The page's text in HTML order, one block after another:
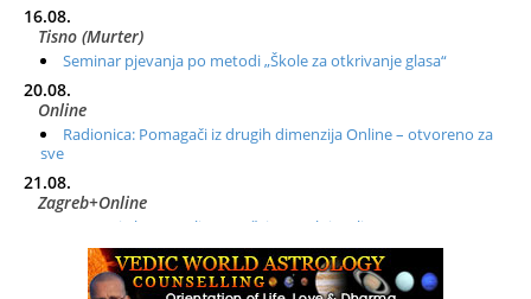
16.08.
Tisno (Murter)
Seminar pjevanja po metodi „Škole za otkrivanje glasa“
20.08.
Online
Radionica: Pomagači iz drugih dimenzija Online – otvoreno za
sve
21.08.
Zagreb+Online
Osnovni ThetaHealing® tečaj, Zagreb i Online
Zagreb